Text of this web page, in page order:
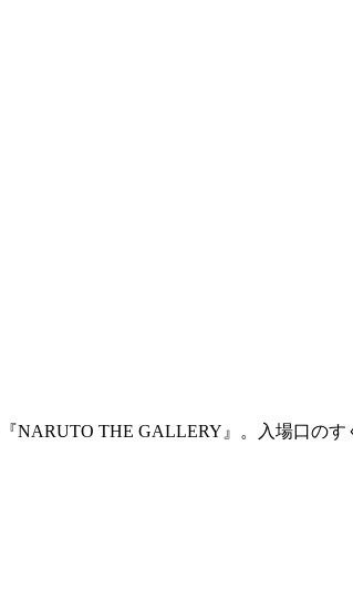
NARUTO THE GALLERY』。入場口のす